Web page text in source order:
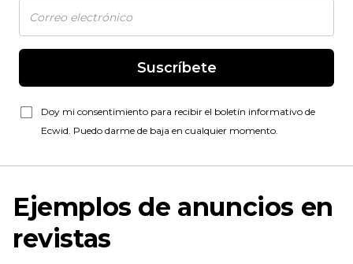
Suscríbete
Doy mi consentimiento para recibir el boletín informativo de
Ecwid. Puedo darme de baja en cualquier momento.
Ejemplos de anuncios en
revistas